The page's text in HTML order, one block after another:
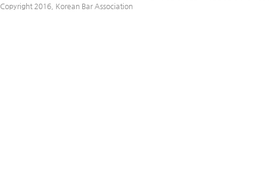
Copyright 2016, Korean Bar Association